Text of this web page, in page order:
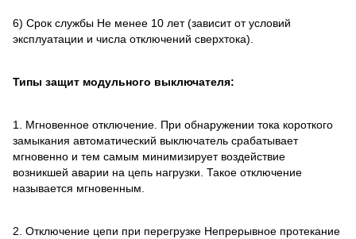
6) Срок службы Не менее 10 лет (зависит от условий
эксплуатации и числа отключений сверхтока).
Типы защит модульного выключателя:
1. Мгновенное отключение. При обнаружении тока короткого
замыкания автоматический выключатель срабатывает
мгновенно и тем самым минимизирует воздействие
возникшей аварии на цепь нагрузки. Такое отключение
называется мгновенным.
2. Отключение цепи при перегрузке Непрерывное протекание